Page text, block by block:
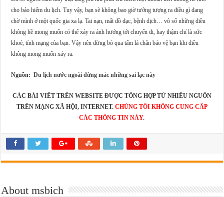
cho bảo hiểm du lịch. Tuy vậy, bạn sẽ không bao giờ tưởng tượng ra điều gì đang
chờ mình ở một quốc gia xa lạ. Tai nạn, mất đồ đạc, bệnh dịch… vô số những điều
không hề mong muốn có thể xảy ra ảnh hưởng tới chuyến đi, hay thậm chí là sức
khoẻ, tính mạng của bạn. Vậy nên đừng bỏ qua tấm lá chắn bảo vệ bạn khi điều
không mong muốn xảy ra.
Nguồn:Du lịch nước ngoài đừng mắc những sai lạc này
CÁC BÀI VIẾT TRÊN WEBSITE ĐƯỢC TỔNG HỢP TỪ NHIỀU NGUỒN
TRÊN MẠNG XÃ HỘI, INTERNET. CHÚNG TÔI KHÔNG CUNG CẤP
CÁC THÔNG TIN NÀY.
About msbich